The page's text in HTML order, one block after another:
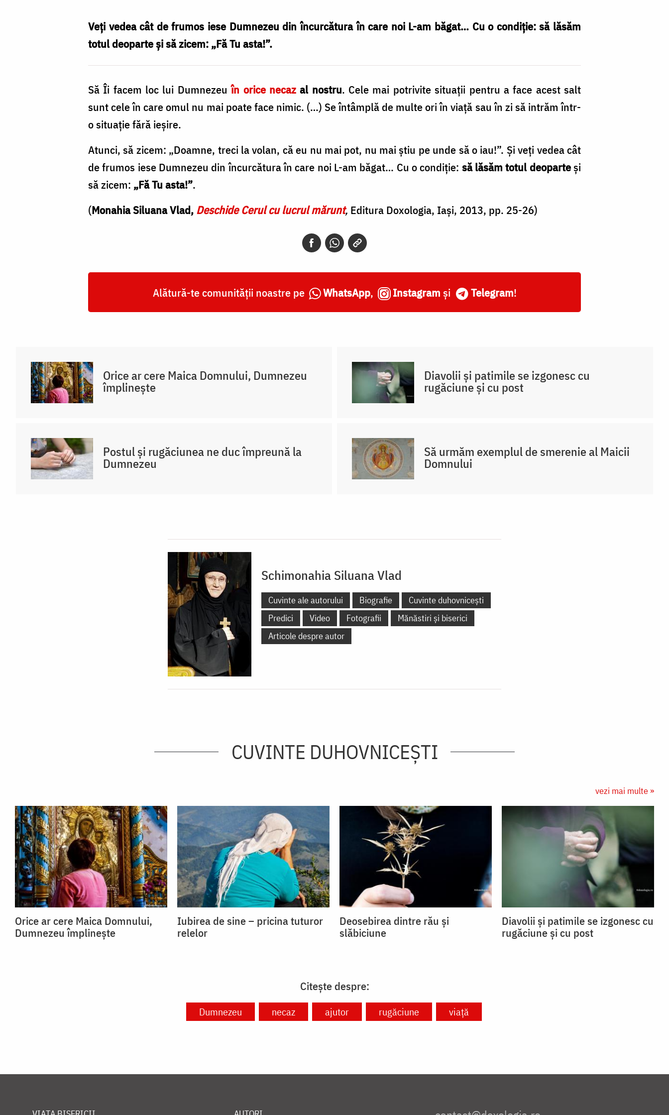
Veți vedea cât de frumos iese Dumnezeu din încurcătura în care noi L-am băgat… Cu o condiție: să lăsăm
totul deoparte și să zicem: „Fă Tu asta!”.
Să Îi facem loc lui Dumnezeu în orice necazal nostru. Cele mai potrivite situații pentru a face acest salt
sunt cele în care omul nu mai poate face nimic. (…) Se întâmplă de multe ori în viață sau în zi să intrăm într-
o situație fără ieșire.
Atunci, să zicem: „Doamne, treci la volan, că eu nu mai pot, nu mai știu pe unde să o iau!”. Și veți vedea cât
de frumos iese Dumnezeu din încurcătura în care noi L-am băgat… Cu o condiție: să lăsăm totul deoparte și
să zicem: „Fă Tu asta!”.
(Monahia Siluana Vlad, Deschide Cerul cu lucrul mărunt, Editura Doxologia, Iași, 2013, pp. 25-26)
Alătură-te comunității noastre pe WhatsApp, Instagram și Telegram!
Orice ar cere Maica Domnului, Dumnezeu
împlinește
Diavolii și patimile se izgonesc cu
rugăciune și cu post
Postul și rugăciunea ne duc împreună la
Dumnezeu
Să urmăm exemplul de smerenie al Maicii
Domnului
Schimonahia Siluana Vlad
Cuvinte ale autorului Biografie
Cuvinte duhovnicești
Predici
Video Fotografii
Mănăstiri și biserici
Articole despre autor
CUVINTE DUHOVNICEȘTI
vezi mai multe »
Orice ar cere Maica Domnului,
Dumnezeu împlinește
Iubirea de sine – pricina tuturor
relelor
Deosebirea dintre rău și
slăbiciune
Diavolii și patimile se izgonesc cu
rugăciune și cu post
Citește despre:
Dumnezeu necaz ajutor rugăciune viață